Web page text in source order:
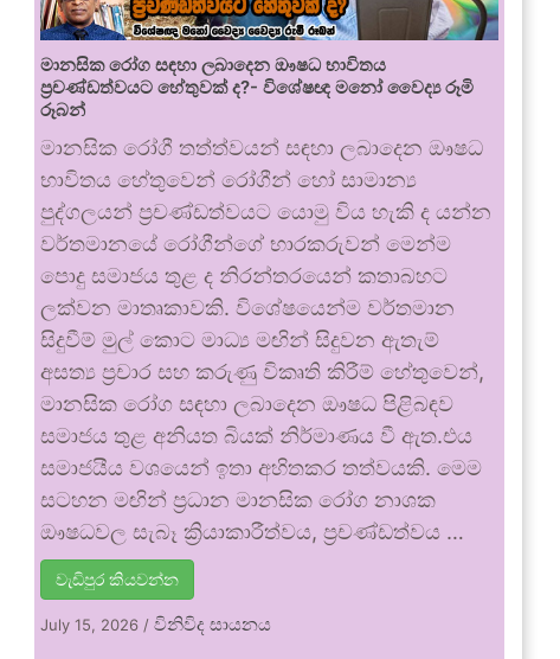
මානසික රෝග සඳහා ලබාදෙන ඖෂධ භාවිතය
ප්‍රචණ්ඩත්වයට හේතුවක් ද?- විශේෂඥ මනෝ වෛද්‍ය රූමි
රූබන්
මානසික රෝගී තත්ත්වයන් සඳහා ලබාදෙන ඖෂධ
භාවිතය හේතුවෙන් රෝගීන් හෝ සාමාන්‍ය
පුද්ගලයන් ප්‍රචණ්ඩත්වයට යොමු විය හැකි ද යන්න
වර්තමානයේ රෝගීන්ගේ භාරකරුවන් මෙන්ම
පොදු සමාජය තුළ ද නිරන්තරයෙන් කතාබහට
ලක්වන මාතෘකාවකි. විශේෂයෙන්ම වර්තමාන
සිදුවීම් මුල් කොට මාධ්‍ය මඟින් සිදුවන ඇතැම්
අසත්‍ය ප්‍රචාර සහ කරුණු විකෘති කිරීම් හේතුවෙන්,
මානසික රෝග සඳහා ලබාදෙන ඖෂධ පිළිබඳව
සමාජය තුළ අනියත බියක් නිර්මාණය වී ඇත.එය
සමාජයීය වශයෙන් ඉතා අහිතකර තත්වයකි. මෙම
සටහන මඟින් ප්‍රධාන මානසික රෝග නාශක
ඖෂධවල සැබෑ ක්‍රියාකාරීත්වය, ප්‍රචණ්ඩත්වය …
වැඩිපුර කියවන්න
July 15, 2026 /විනිවිද සායනය